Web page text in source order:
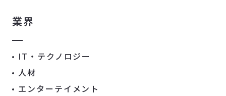
業界
IT・テクノロジー
人材
エンターテイメント